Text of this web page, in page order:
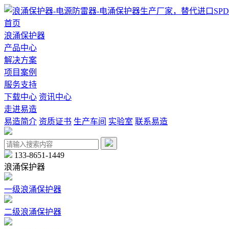
首页
浪涌保护器
产品中心
解决方案
项目案例
服务支持
下载中心 资讯中心
走进易造
易造简介 资质证书 生产车间 实验室 联系易造
133-8651-1449
浪涌保护器
一级浪涌保护器
二级浪涌保护器